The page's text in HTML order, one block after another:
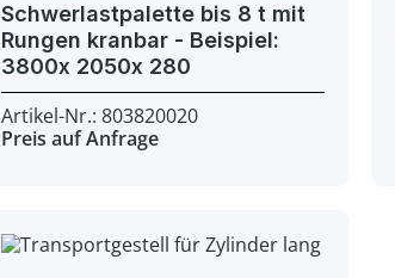
Schwerlastpalette bis 8 t mit
Rungen kranbar - Beispiel:
3800x 2050x 280
Artikel-Nr.: 803820020
Preis auf Anfrage